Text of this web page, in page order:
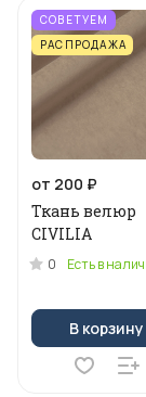
СОВЕТУЕМ
РАСПРОДАЖА
от 200 ₽
Ткань велюр
CIVILIA
0 Есть в
В корзину